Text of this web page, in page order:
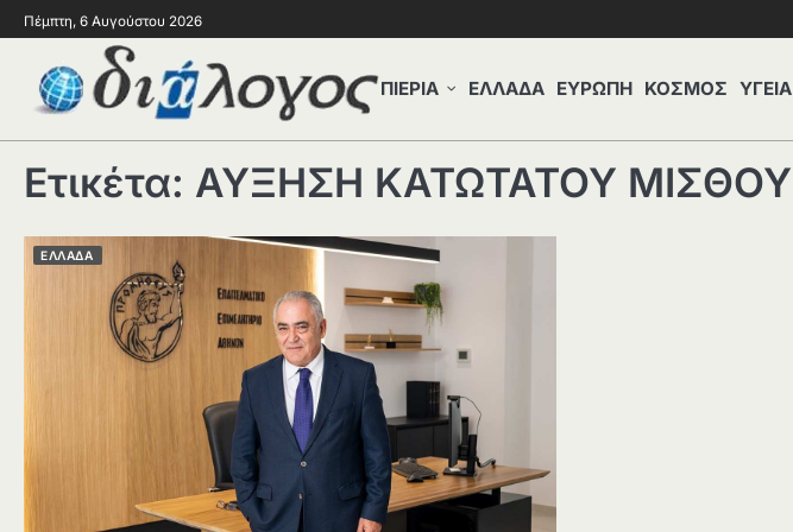
Πέμπτη, 6 Αυγούστου 2026
ΠΙΕΡΙΑ ΕΛΛΑΔΑ ΕΥΡΩΠΗ ΚΟΣΜΟΣ ΥΓΕΙΑ
Ετικέτα: ΑΥΞΗΣΗ ΚΑΤΩΤΑΤΟΥ ΜΙΣΘΟΥ
ΕΛΛΑΔΑ